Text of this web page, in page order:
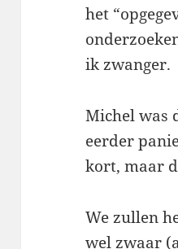
het
ik zwanger.
Michel was
eerder
kort, maar
We zullen
wel zwaar